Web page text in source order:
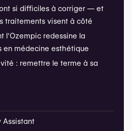
si difficiles à corriger — et
traitements visent à côté
l'Ozempic redessine la
en médecine esthétique
: remettre le terme à sa
Assistant